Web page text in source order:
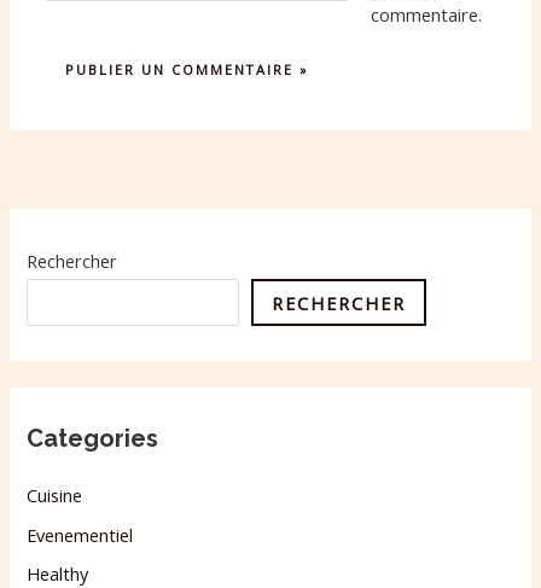
commentaire.
Rechercher
RECHERCHER
Categories
Cuisine
Evenementiel
Healthy